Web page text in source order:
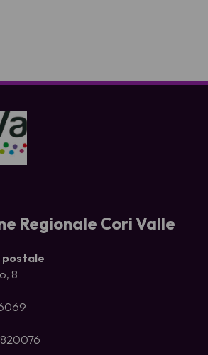
Regionale Cori Valle
postale
8